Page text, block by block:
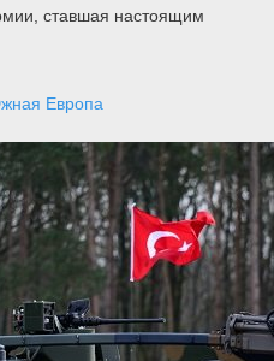
ставшая настоящим
Европа